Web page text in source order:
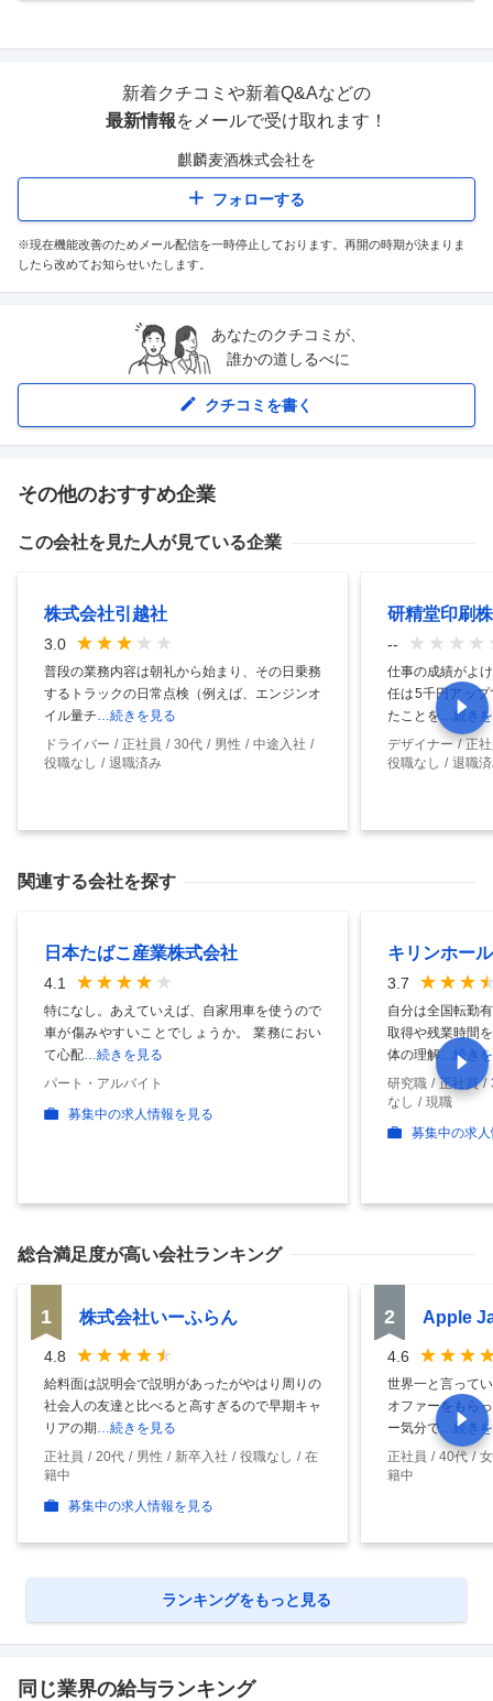
新着クチコミや新着Q&Aなどの
最新情報をメールで受け取れます！
麒麟麦酒株式会社を
フォローする
※現在機能改善のためメール配信を一時停止しております。再開の時期が決まりま
したら改めてお知らせいたします。
あなたのクチコミが、
誰かの道しるべに
クチコミを書く
その他のおすすめ企業
この会社を見た人が見ている企業
株式会社引越社
3.0
普段の業務内容は朝礼から始まり、その日乗務
するトラックの日常点検（例えば、エンジンオ
イル量チ…続きを見る
ドライバー
正社員 30代 男性
中途入社
役職なし
退職済み
研精堂印刷
--
仕事の成績がよ
任は5千円アッ
たことを …続き
デザイナー
正
役職なし
退職
関連する会社を探す
日本たばこ産業株式会社
4.1
特になし。あえていえば、自家用車を使うので
車が傷みやすいことでしょうか。 業務におい
て心配…続きを見る
パート・アルバイト
募集中の求人情報を見る
キリンホー
3.7
自分は全国転勤
取得や残業時間
体の理解…続き
研究職
正社員
なし
現職
募集中の求
総合満足度が高い会社ランキング
1 株式会社いーふらん
4.8
給料面は説明会で説明があったがやはり周りの
社会人の友達と比べると高すぎるので早期キャ
リアの期 …続きを見る
正社員
20代 男性 新卒入社 役職なし
在
籍中
募集中の求人情報を見る
2 Apple
4.6
世界一と言って
オファーをもら
ー気分で …続き
正社員
40代
籍中
ランキングをもっと見る
同じ業界の給与ランキング